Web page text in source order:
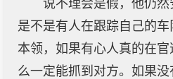
说不理会是假，他仍
是不是有人在跟踪自己的
本领，如果有心人真的在
么一定能抓到对方。如果没